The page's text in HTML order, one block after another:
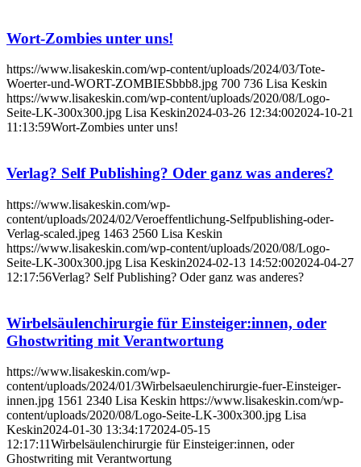
Wort-Zombies unter uns!
https://www.lisakeskin.com/wp-content/uploads/2024/03/Tote-
Woerter-und-WORT-ZOMBIESbbb8.jpg 700 736 Lisa Keskin
https://www.lisakeskin.com/wp-content/uploads/2020/08/Logo-
Seite-LK-300x300.jpg Lisa Keskin2024-03-26 12:34:002024-10-21
11:13:59Wort-Zombies unter uns!
Verlag? Self Publishing? Oder ganz was anderes?
https://www.lisakeskin.com/wp-
content/uploads/2024/02/Veroeffentlichung-Selfpublishing-oder-
Verlag-scaled.jpeg 1463 2560 Lisa Keskin
https://www.lisakeskin.com/wp-content/uploads/2020/08/Logo-
Seite-LK-300x300.jpg Lisa Keskin2024-02-13 14:52:002024-04-27
12:17:56Verlag? Self Publishing? Oder ganz was anderes?
Wirbelsäulenchirurgie für Einsteiger:innen, oder
Ghostwriting mit Verantwortung
https://www.lisakeskin.com/wp-
content/uploads/2024/01/3Wirbelsaeulenchirurgie-fuer-Einsteiger-
innen.jpg 1561 2340 Lisa Keskin https://www.lisakeskin.com/wp-
content/uploads/2020/08/Logo-Seite-LK-300x300.jpg Lisa
Keskin2024-01-30 13:34:172024-05-15
12:17:11Wirbelsäulenchirurgie für Einsteiger:innen, oder
Ghostwriting mit Verantwortung